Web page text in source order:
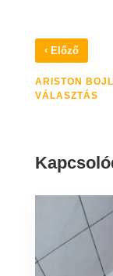
‹Előző
ARISTON
VÁLASZTÁS